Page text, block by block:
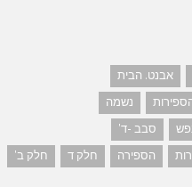
אבנט. הבית
נשמה
סבב -ד'
הספירה חלק ד חלק ב'